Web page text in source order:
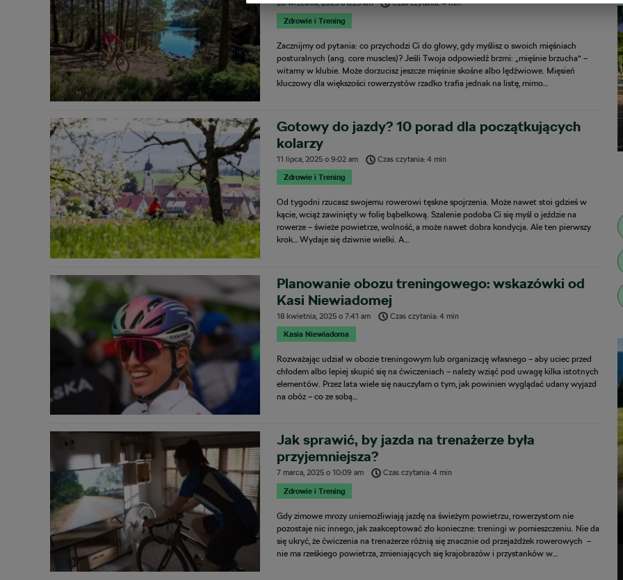
26 września, 2025o8:25 am
Czas czytania: 4 min
Zdrowie i Trening
Zacznijmy od pytania: co przychodzi Ci do głowy, gdy myślisz o swoich mięśniach
posturalnych (ang. core muscles)? Jeśli Twoja odpowiedź brzmi: „mięśnie brzucha” –
witamy w klubie. Może dorzucisz jeszcze mięśnie skośne albo lędźwiowe. Mięsień
kluczowy dla większości rowerzystów rzadko trafia jednak na listę, mimo…
Gotowy do jazdy? 10 porad dla początkujących
kolarzy
11 lipca, 2025 o9:02 am
Czas czytania: 4 min
Zdrowie i Trening
Od tygodni rzucasz swojemu rowerowi tęskne spojrzenia. Może nawet stoi gdzieś w
kącie, wciąż zawinięty w folię bąbelkową. Szalenie podoba Ci się myśl o jeździe na
rowerze – świeże powietrze, wolność, a może nawet dobra kondycja. Ale ten pierwszy
krok… Wydaje się dziwnie wielki. A…
Planowanie obozu treningowego: wskazówki od
Kasi Niewiadomej
18 kwietnia, 2025 o7:41 am
Czas czytania: 4 min
Kasia Niewiadoma
Rozważając udział w obozie treningowym lub organizację własnego – aby uciec przed
chłodem albo lepiej skupić się na ćwiczeniach – należy wziąć pod uwagę kilka istotnych
elementów. Przez lata wiele się nauczyłam o tym, jak powinien wyglądać udany wyjazd
na obóz – co ze sobą…
Jak sprawić, by jazda na trenażerze była
przyjemniejsza?
7 marca, 2025 o10:09 am
Czas czytania: 4 min
Zdrowie i Trening
Gdy zimowe mrozy uniemożliwiają jazdę na świeżym powietrzu, rowerzystom nie
pozostaje nic innego, jak zaakceptować zło konieczne: treningi w pomieszczeniu. Nie da
się ukryć, że ćwiczenia na trenażerze różnią się znacznie od przejażdżek rowerowych –
nie ma rześkiego powietrza, zmieniających się krajobrazów i przystanków w…